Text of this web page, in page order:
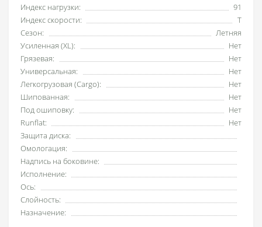
Индекс нагрузки:
91
Индекс скорости:
T
Сезон:
Летняя
Усиленная (XL):
Нет
Грязевая:
Нет
Универсальная:
Нет
Легкогрузовая (Cargo):
Нет
Шипованная:
Нет
Под ошиповку:
Нет
Runflat:
Нет
Защита диска:
Омологация:
Надпись на боковине:
Исполнение:
Ось:
Слойность:
Назначение: